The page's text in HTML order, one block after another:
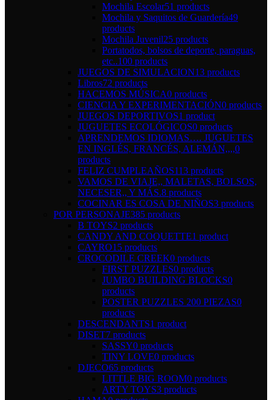
Mochila Escolar51 products
Mochila y Saquitos de Guardería49
products
Mochila Juvenil25 products
Portatodos, bolsos de deporte, paraguas,
etc..100 products
JUEGOS DE SIMULACION13 products
Libros72 products
HACEMOS MÚSICA0 products
CIENCIA Y EXPERIMENTACIÓN0 products
JUEGOS DEPORTIVOS1 product
JUGUETES ECOLÓGICOS0 products
APRENDEMOS IDIOMAS…. JUGUETES
EN INGLÉS, FRANCÉS, ALEMÁN,,,,0
products
FELIZ CUMPLEAÑOS113 products
VAMOS DE VIAJE,, MALETAS, BOLSOS,
NECESER,, Y MÁS.8 products
COCINAR ES COSA DE NIÑOS3 products
POR PERSONAJE385 products
B TOYS2 products
CANDY AND COQUETTE1 product
CAYRO15 products
CROCODILE CREEK0 products
FIRST PUZZLES0 products
JUMBO BUILDING BLOCKS0
products
POSTER PUZZLES 200 PIEZAS0
products
DESCENDANTS1 product
DISET7 products
SASSY0 products
TINY LOVE0 products
DJECO65 products
LITTLE BIG ROOM0 products
ARTY TOYS3 products